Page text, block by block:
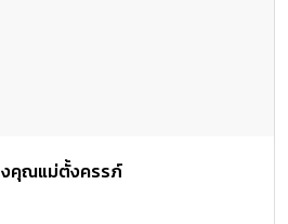
งคุณแม่ตั้งครรภ์